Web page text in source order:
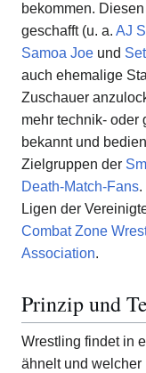
bekommen.
geschafft (u. a. AJ
Samoa Joe und
auch ehemalige
Zuschauer
mehr technik- oder
bekannt und
Zielgruppen der
Death-Match-Fans.
Ligen der
Combat Zone
Association.
Prinzip und
Wrestling findet in
ähnelt und welcher